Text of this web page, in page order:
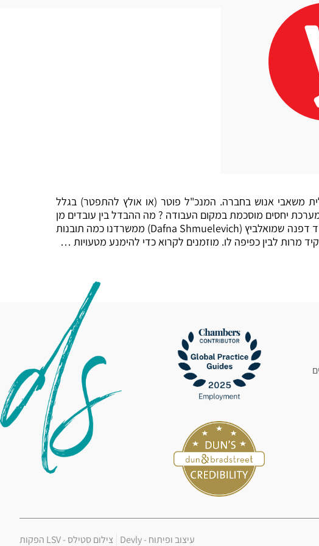
משאבי אנוש בחברה. המנכ"ל פוטר (או אולץ להתפטר) בגלל
יחסים מוסכמת במקום העבודה ? מה ההבדל בין עובדים מן
דפנה שמואלביץ (Dafna Shmuelevich) ממשרדנו כמה תובנות
מרות לבין כפיפה לו. מוזמנים לקרוא כדי להימנע מטעויות …
עיצוב ופיתוח -Devly צילום סטילס -LSV הפקות